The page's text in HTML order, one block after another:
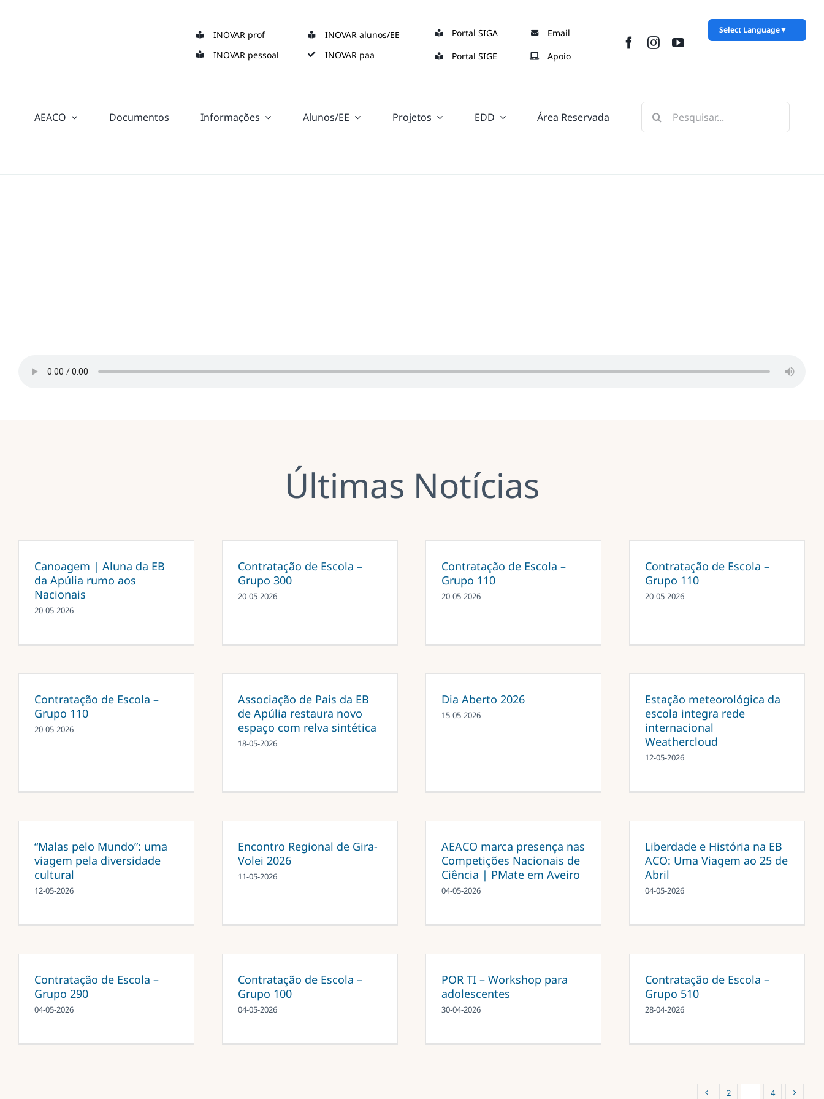
INOVAR prof
INOVAR pessoal
INOVAR alunos/EE
INOVAR paa
Portal SIGA
Portal SIGE
Email
Apoio
Select Language▼
AEACO Documentos Informações Alunos/EE Projetos EDD Área Reservada Pesquisar
Últimas Notícias
Canoagem | Aluna da EB
da Apúlia rumo aos
Nacionais
20-05-2026
Contratação de Escola –
Grupo 300
20-05-2026
Contratação de Escola –
Grupo 110
20-05-2026
Contratação de Escola –
Grupo 110
20-05-2026
Contratação de Escola –
Grupo 110
20-05-2026
Associação de Pais da EB
de Apúlia restaura novo
espaço com relva sintética
18-05-2026
Dia Aberto 2026
15-05-2026
Estação meteorológica da
escola integra rede
internacional
Weathercloud
12-05-2026
“Malas pelo Mundo”: uma
viagem pela diversidade
cultural
12-05-2026
Encontro Regional de Gira-
Volei 2026
11-05-2026
AEACO marca presença nas
Competições Nacionais de
Ciência | PMate em Aveiro
04-05-2026
Liberdade e História na EB
ACO: Uma Viagem ao 25 de
Abril
04-05-2026
Contratação de Escola –
Grupo 290
04-05-2026
Contratação de Escola –
Grupo 100
04-05-2026
POR TI – Workshop para
adolescentes
30-04-2026
Contratação de Escola –
Grupo 510
28-04-2026
2 4